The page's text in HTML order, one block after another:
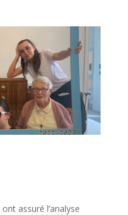
ont assuré l’analyse